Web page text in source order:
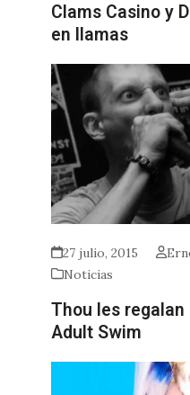
Clams Casino y
en llamas
27 julio, 2015
Noticias
Thou les regalan
Adult Swim